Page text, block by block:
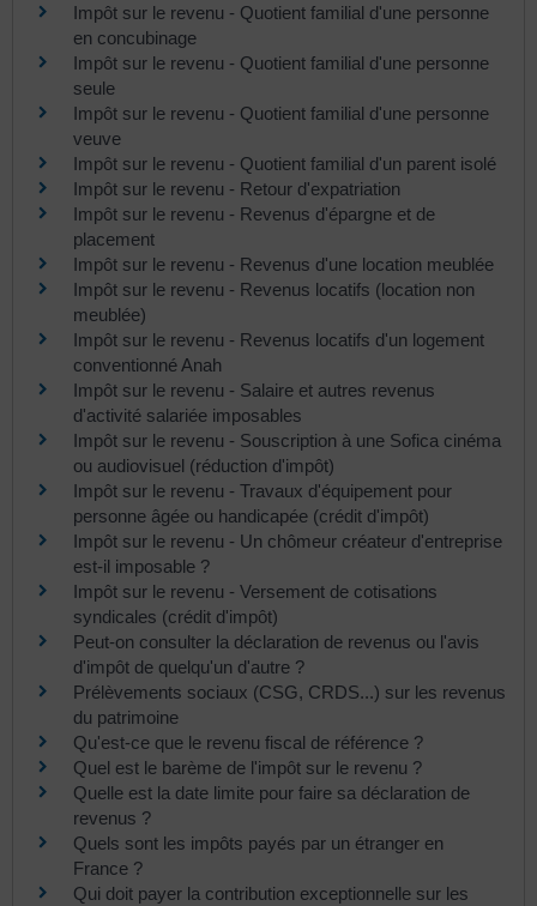
Impôt sur le revenu - Quotient familial d'une personne
en concubinage
Impôt sur le revenu - Quotient familial d'une personne
seule
Impôt sur le revenu - Quotient familial d'une personne
veuve
Impôt sur le revenu - Quotient familial d'un parent isolé
Impôt sur le revenu - Retour d'expatriation
Impôt sur le revenu - Revenus d'épargne et de
placement
Impôt sur le revenu - Revenus d'une location meublée
Impôt sur le revenu - Revenus locatifs (location non
meublée)
Impôt sur le revenu - Revenus locatifs d'un logement
conventionné Anah
Impôt sur le revenu - Salaire et autres revenus
d'activité salariée imposables
Impôt sur le revenu - Souscription à une Sofica cinéma
ou audiovisuel (réduction d'impôt)
Impôt sur le revenu - Travaux d'équipement pour
personne âgée ou handicapée (crédit d'impôt)
Impôt sur le revenu - Un chômeur créateur d'entreprise
est-il imposable ?
Impôt sur le revenu - Versement de cotisations
syndicales (crédit d'impôt)
Peut-on consulter la déclaration de revenus ou l'avis
d'impôt de quelqu'un d'autre ?
Prélèvements sociaux (CSG, CRDS...) sur les revenus
du patrimoine
Qu'est-ce que le revenu fiscal de référence ?
Quel est le barème de l'impôt sur le revenu ?
Quelle est la date limite pour faire sa déclaration de
revenus ?
Quels sont les impôts payés par un étranger en
France ?
Qui doit payer la contribution exceptionnelle sur les